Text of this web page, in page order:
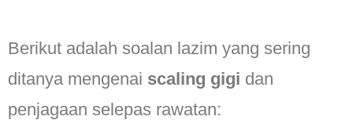
Berikut adalah soalan lazim yang sering
ditanya mengenai scaling gigi dan
penjagaan selepas rawatan: